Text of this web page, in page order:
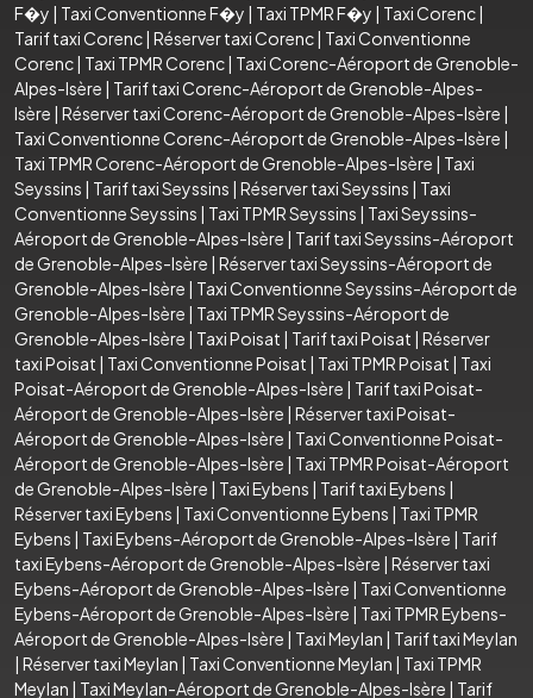
F�y | Taxi Conventionne F�y | Taxi TPMR F�y | Taxi Corenc|
Tarif taxi Corenc| Réserver taxi Corenc| Taxi Conventionne
Corenc| Taxi TPMR Corenc| Taxi Corenc-Aéroport de Grenoble-
Alpes-Isère | Tarif taxi Corenc-Aéroport de Grenoble-Alpes-
Isère | Réserver taxi Corenc-Aéroport de Grenoble-Alpes-Isère |
Taxi Conventionne Corenc-Aéroport de Grenoble-Alpes-Isère |
Taxi TPMR Corenc-Aéroport de Grenoble-Alpes-Isère | Taxi
Seyssins | Tarif taxi Seyssins | Réserver taxi Seyssins | Taxi
Conventionne Seyssins | Taxi TPMR Seyssins | Taxi Seyssins-
Aéroport de Grenoble-Alpes-Isère | Tarif taxi Seyssins-Aéroport
de Grenoble-Alpes-Isère | Réserver taxi Seyssins-Aéroport de
Grenoble-Alpes-Isère | Taxi Conventionne Seyssins-Aéroport de
Grenoble-Alpes-Isère | Taxi TPMR Seyssins-Aéroport de
Grenoble-Alpes-Isère | Taxi Poisat | Tarif taxi Poisat | Réserver
taxi Poisat | Taxi Conventionne Poisat | Taxi TPMR Poisat | Taxi
Poisat-Aéroport de Grenoble-Alpes-Isère | Tarif taxi Poisat-
Aéroport de Grenoble-Alpes-Isère | Réserver taxi Poisat-
Aéroport de Grenoble-Alpes-Isère | Taxi Conventionne Poisat-
Aéroport de Grenoble-Alpes-Isère | Taxi TPMR Poisat-Aéroport
de Grenoble-Alpes-Isère | Taxi Eybens | Tarif taxi Eybens |
Réserver taxi Eybens | Taxi Conventionne Eybens | Taxi TPMR
Eybens | Taxi Eybens-Aéroport de Grenoble-Alpes-Isère | Tarif
taxi Eybens-Aéroport de Grenoble-Alpes-Isère | Réserver taxi
Eybens-Aéroport de Grenoble-Alpes-Isère | Taxi Conventionne
Eybens-Aéroport de Grenoble-Alpes-Isère | Taxi TPMR Eybens-
Aéroport de Grenoble-Alpes-Isère | Taxi Meylan | Tarif taxi Meylan
| Réserver taxi Meylan | Taxi Conventionne Meylan | Taxi TPMR
Meylan | Taxi Meylan-Aéroport de Grenoble-Alpes-Isère | Tarif